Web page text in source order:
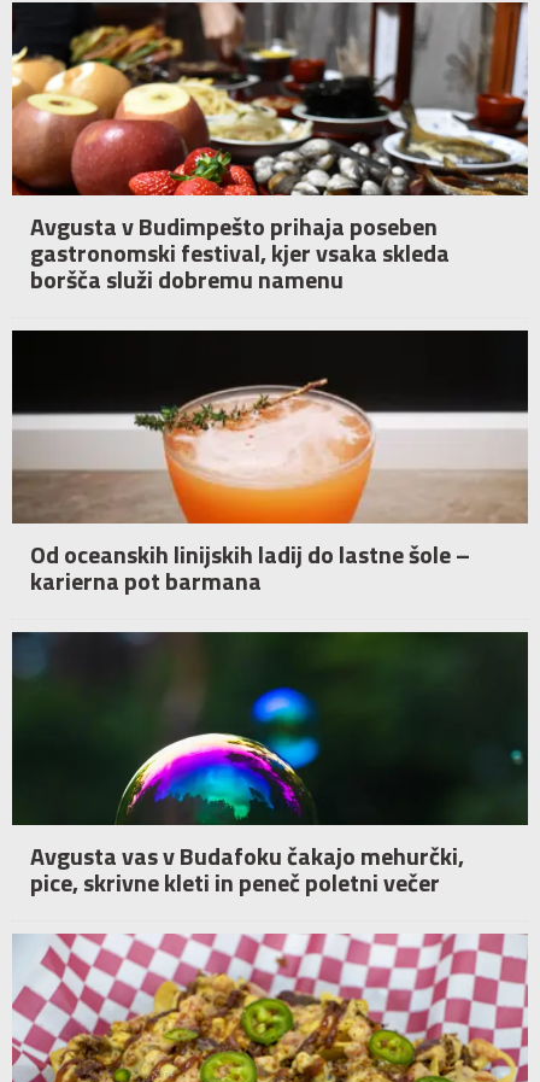
Avgusta v Budimpešto prihaja poseben
gastronomski festival, kjer vsaka skleda
boršča služi dobremu namenu
Od oceanskih linijskih ladij do lastne šole –
karierna pot barmana
Avgusta vas v Budafoku čakajo mehurčki,
pice, skrivne kleti in peneč poletni večer